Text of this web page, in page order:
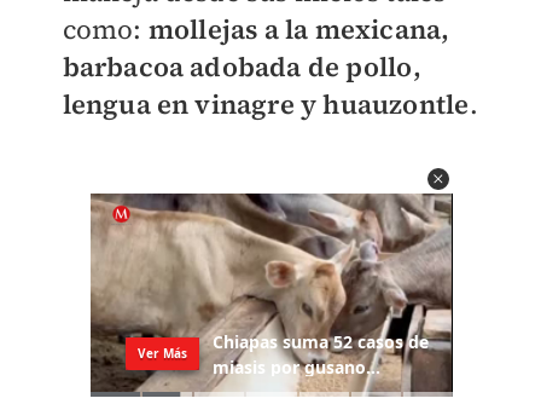
como: mollejas a la mexicana,
barbacoa adobada de pollo,
lengua en vinagre y huauzontle.